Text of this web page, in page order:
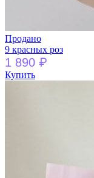
Продано
9 красных роз
1 890 ₽
Купить